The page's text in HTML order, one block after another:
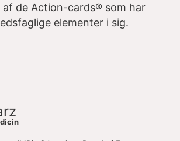
af de Action-cards® som har
elementer i sig.